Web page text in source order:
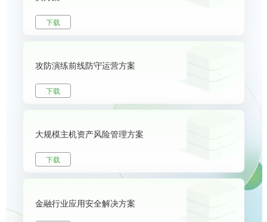
下载
攻防演练前线防守运营方案
下载
大规模主机资产风险管理方案
下载
金融行业应用安全解决方案